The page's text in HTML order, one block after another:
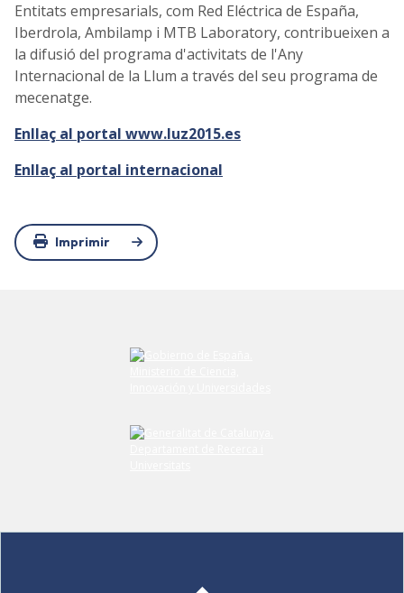
Entitats empresarials, com Red Eléctrica de España,
Iberdrola, Ambilamp i MTB Laboratory, contribueixen a
la difusió del programa d'activitats de l'Any
Internacional de la Llum a través del seu programa de
mecenatge.
Enllaç al portal www.luz2015.es
Enllaç al portal internacional
Imprimir